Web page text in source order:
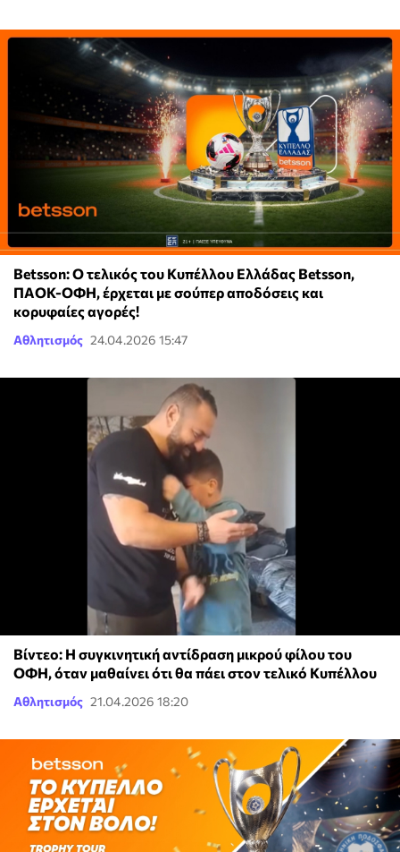
Betsson: Ο τελικός του Κυπέλλου Ελλάδας Betsson,
ΠΑΟΚ-ΟΦΗ, έρχεται με σούπερ αποδόσεις και
κορυφαίες αγορές!
Αθλητισμός 24.04.2026 15:47
Βίντεο: Η συγκινητική αντίδραση μικρού φίλου του
ΟΦΗ, όταν μαθαίνει ότι θα πάει στον τελικό Κυπέλλου
Αθλητισμός 21.04.2026 18:20